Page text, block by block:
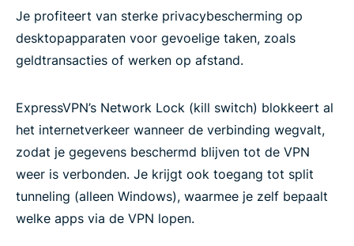
Je profiteert van sterke privacybescherming op
desktopapparaten voor gevoelige taken, zoals
geldtransacties of werken op afstand.
ExpressVPN’s Network Lock (kill switch) blokkeert al
het internetverkeer wanneer de verbinding wegvalt,
zodat je gegevens beschermd blijven tot de VPN
weer is verbonden. Je krijgt ook toegang tot split
tunneling (alleen Windows), waarmee je zelf bepaalt
welke apps via de VPN lopen.